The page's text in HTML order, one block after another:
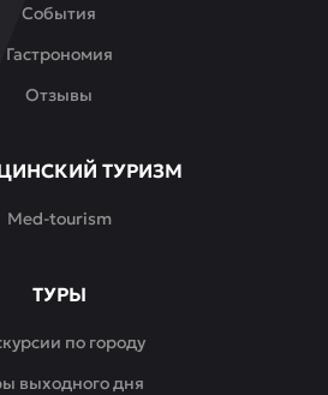
События
Гастрономия
Отзывы
ТУРИЗМ
Med-tourism
ТУРЫ
по городу
выходного дня